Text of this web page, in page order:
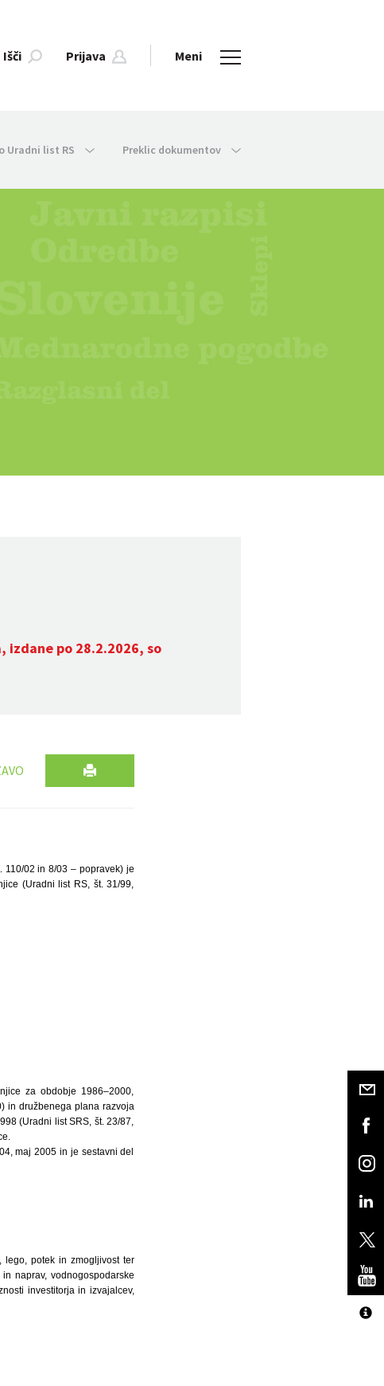
Išči Prijava Meni
Uradni list RS Preklic dokumentov
izdane po 28.2.2026, so
110/02 in 8/03 – popravek) je
(Uradni list RS, št. 31/99,
za obdobje 1986–2000,
in družbenega plana razvoja
(Uradni list SRS, št. 23/87,
maj 2005 in je sestavni del
lego, potek in zmogljivost ter
naprav, vodnogospodarske
investitorja in izvajalcev,